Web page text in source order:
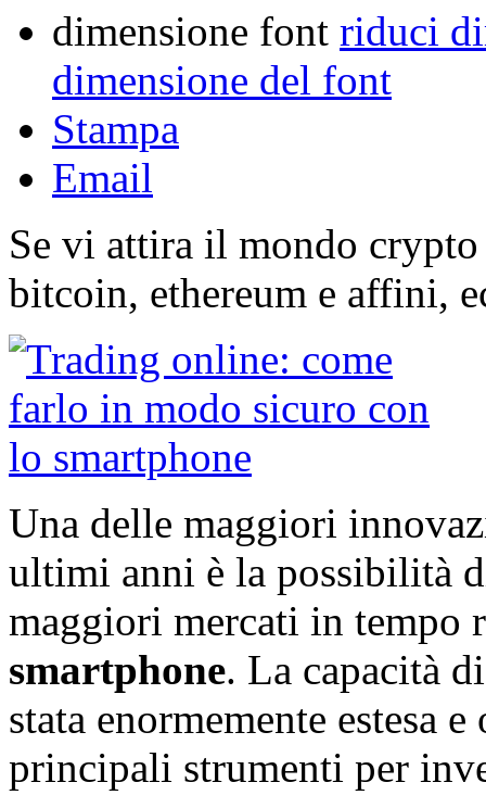
dimensione font riduci
dimensione del font
Stampa
Email
Se vi attira il mondo
bitcoin, ethereum e affini,
Una delle maggiori
ultimi anni è la possibilità
maggiori mercati in tempo
smartphone. La capacità
stata enormemente estesa
principali strumenti per